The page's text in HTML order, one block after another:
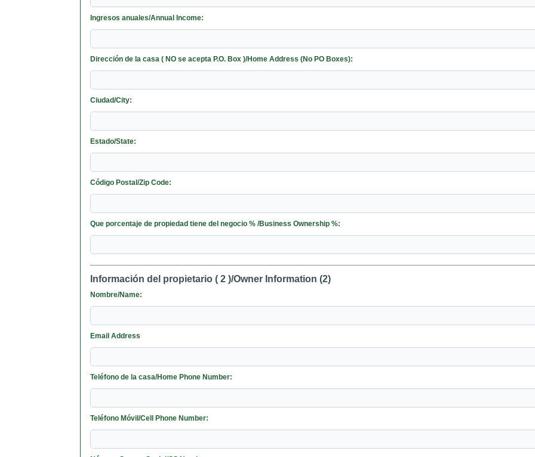
Ingresos anuales/Annual Income:
Dirección de la casa ( NO se acepta P.O. Box )/Home Address (No PO Boxes):
Ciudad/City:
Estado/State:
Código Postal/Zip Code:
Que porcentaje de propiedad tiene del negocio % /Business Ownership %:
Información del propietario ( 2 )/Owner Information (2)
Nombre/Name:
Email Address
Teléfono de la casa/Home Phone Number:
Teléfono Móvil/Cell Phone Number: